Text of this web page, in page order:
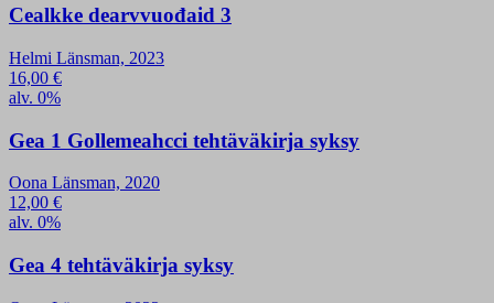
Cealkke dearvvuođaid 3
Helmi Länsman, 2023
16,00 €
alv. 0%
Gea 1 Gollemeahcci tehtäväkirja syksy
Oona Länsman, 2020
12,00 €
alv. 0%
Gea 4 tehtäväkirja syksy